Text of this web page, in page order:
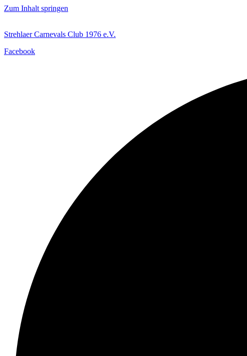
Zum Inhalt springen
Strehlaer Carnevals Club 1976 e.V.
Facebook